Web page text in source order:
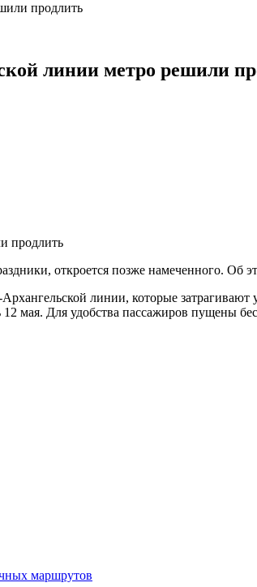
продлить
линии метро решили
откроется позже намеченного. Об
линии, которые
мая. Для удобства пассажиров пущены
маршрутов